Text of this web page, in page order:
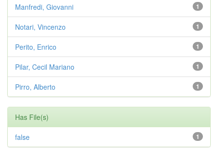
1
Manfredi, Giovanni
1
Notari, Vincenzo
1
Perito, Enrico
1
Pilar, Cecil Mariano
1
Pirro, Alberto
Has File(s)
1
false